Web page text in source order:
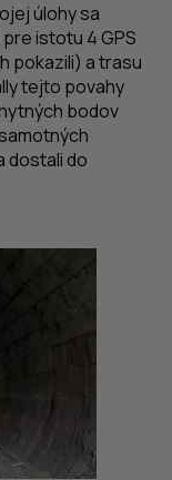
úlohy sa
istotu 4 GPS
pokazili) a trasu
tejto povahy
bodov
dostali do